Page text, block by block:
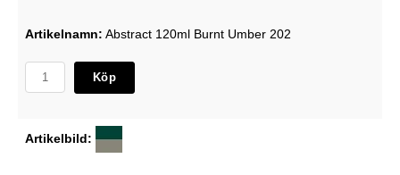
Artikelnamn: Abstract 120ml Burnt Umber 202
Köp
Artikelbild: